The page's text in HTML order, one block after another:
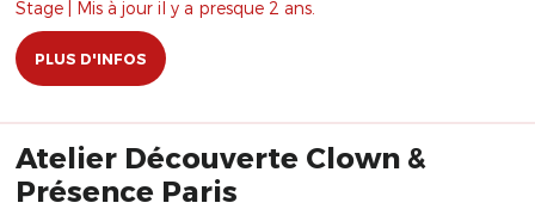
Stage | Mis à jour il y a presque 2 ans.
PLUS D'INFOS
Atelier Découverte Clown &
Présence Paris